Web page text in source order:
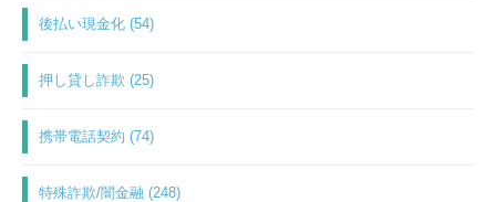
後払い現金化 (54)
押し貸し詐欺 (25)
携帯電話契約 (74)
特殊詐欺/闇金融 (248)